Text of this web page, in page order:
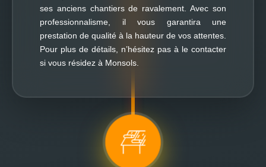
ses anciens chantiers de ravalement. Avec son
professionnalisme, il vous garantira une
prestation de qualité à la hauteur de vos attentes.
Pour plus de détails, n’hésitez pas à le contacter
si vous résidez à Monsols.